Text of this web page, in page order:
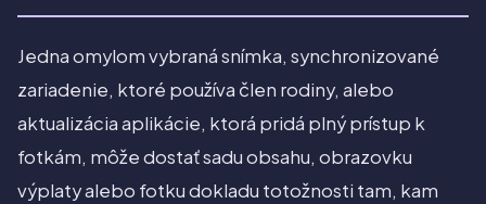
Jedna omylom vybraná snímka, synchronizované
zariadenie, ktoré používa člen rodiny, alebo
aktualizácia aplikácie, ktorá pridá plný prístup k
fotkám, môže dostať sadu obsahu, obrazovku
výplaty alebo fotku dokladu totožnosti tam, kam